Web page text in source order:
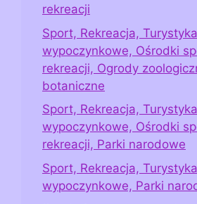
rekreacji
Sport, Rekreacja,
wypoczynkowe, Ośrodki
rekreacji, Ogrody
botaniczne
Sport, Rekreacja,
wypoczynkowe, Ośrodki
rekreacji, Parki narodowe
Sport, Rekreacja,
wypoczynkowe, Parki